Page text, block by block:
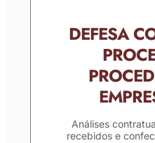
DEFESA
Análises
recebidos e